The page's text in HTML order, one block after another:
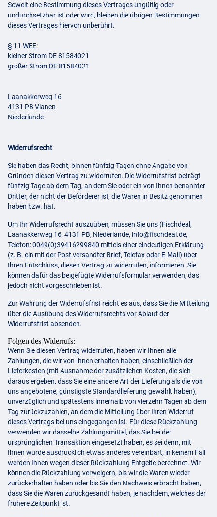
Soweit eine Bestimmung dieses Vertrages ungültig oder
undurchsetzbar ist oder wird, bleiben die übrigen Bestimmungen
dieses Vertrages hiervon unberührt.
§ 11 WEE:
kleiner Strom DE 81584021
großer Strom DE 81584021
Laanakkerweg 16
4131 PB Vianen
Niederlande
Widerrufsrecht
Sie haben das Recht, binnen fünfzig Tagen ohne Angabe von
Gründen diesen Vertrag zu widerrufen. Die Widerrufsfrist beträgt
fünfzig Tage ab dem Tag, an dem Sie oder ein von Ihnen benannter
Dritter, der nicht der Beförderer ist, die Waren in Besitz genommen
haben bzw. hat.
Um Ihr Widerrufsrecht auszuüben, müssen Sie uns (Fischdeal,
Laanakkerweg 16, 4131 PB, Niederlande, info@fischdeal.de,
Telefon: 0049(0)39416299840 mittels einer eindeutigen Erklärung
(z. B. ein mit der Post versandter Brief, Telefax oder E-Mail) über
Ihren Entschluss, diesen Vertrag zu widerrufen, informieren. Sie
können dafür das beigefügte Widerrufsformular verwenden, das
jedoch nicht vorgeschrieben ist.
Zur Wahrung der Widerrufsfrist reicht es aus, dass Sie die Mitteilung
über die Ausübung des Widerrufsrechts vor Ablauf der
Widerrufsfrist absenden.
Folgen des Widerrufs:
Wenn Sie diesen Vertrag widerrufen, haben wir Ihnen alle
Zahlungen, die wir von Ihnen erhalten haben, einschließlich der
Lieferkosten (mit Ausnahme der zusätzlichen Kosten, die sich
daraus ergeben, dass Sie eine andere Art der Lieferung als die von
uns angebotene, günstigste Standardlieferung gewählt haben),
unverzüglich und spätestens innerhalb von vierzehn Tagen ab dem
Tag zurückzuzahlen, an dem die Mitteilung über Ihren Widerruf
dieses Vertrags bei uns eingegangen ist. Für diese Rückzahlung
verwenden wir dasselbe Zahlungsmittel, das Sie bei der
ursprünglichen Transaktion eingesetzt haben, es sei denn, mit
Ihnen wurde ausdrücklich etwas anderes vereinbart; in keinem Fall
werden Ihnen wegen dieser Rückzahlung Entgelte berechnet. Wir
können die Rückzahlung verweigern, bis wir die Waren wieder
zurückerhalten haben oder bis Sie den Nachweis erbracht haben,
dass Sie die Waren zurückgesandt haben, je nachdem, welches der
frühere Zeitpunkt ist.